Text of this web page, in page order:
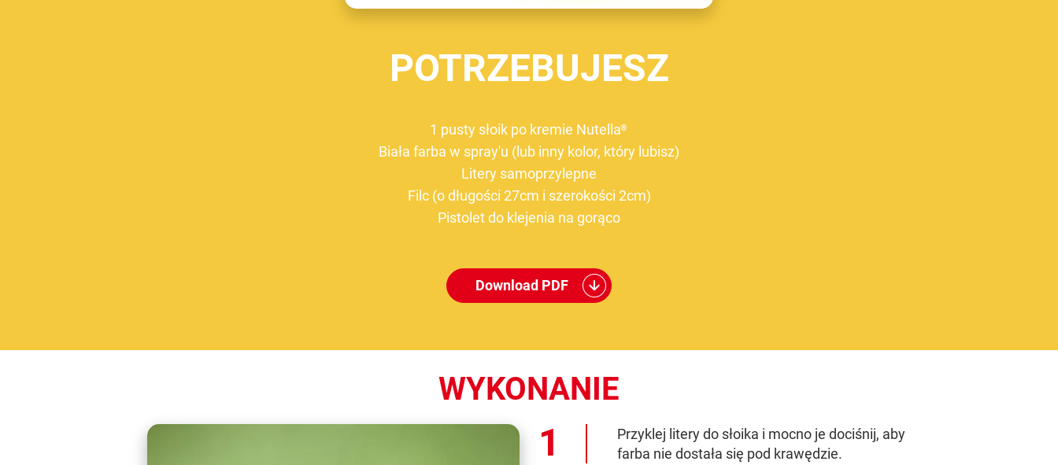
POTRZEBUJESZ
1 pusty słoik po kremie Nutella®
Biała farba w spray'u (lub inny kolor, który lubisz)
Litery samoprzylepne
Filc (o długości 27cm i szerokości 2cm)
Pistolet do klejenia na gorąco
Download PDF
WYKONANIE
Przyklej litery do słoika i mocno je dociśnij, aby
farba nie dostała się pod krawędzie.